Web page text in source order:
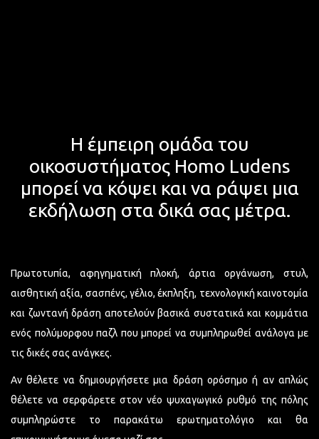
Η έμπειρη ομάδα του
οικοσυστήματος Homo Ludens
μπορεί να κόψει και να ράψει μια
εκδήλωση στα δικά σας μέτρα.
Πρωτοτυπία, αφηγηματική πλοκή, άρτια οργάνωση, στυλ,
αισθητική αξία, σασπένς, γέλιο, έκπληξη, τεχνολογική καινοτομία
και ζωντανή δράση αποτελούν βασικά συστατικά και κομμάτια
ενός πολύμορφου παζλ που μπορεί να συμπληρωθεί ανάλογα με
τις δικές σας ανάγκες.
Αν θέλετε να δημιουργήσετε μια δράση ορόσημο ή αν απλώς
θέλετε να σερφάρετε στον νέο ψυχαγωγικό ρυθμό της πόλης
συμπληρώστε το παρακάτω ερωτηματολόγιο και θα